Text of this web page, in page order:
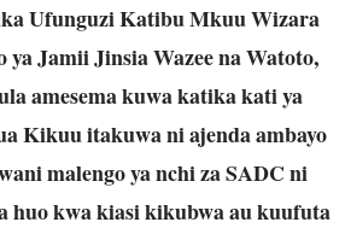
Ufunguzi Katibu Mkuu Wizara
ya Jamii Jinsia Wazee na Watoto,
amesema kuwa katika kati ya
Kikuu itakuwa ni ajenda ambayo
malengo ya nchi za SADC ni
huo kwa kiasi kikubwa au kuufuta